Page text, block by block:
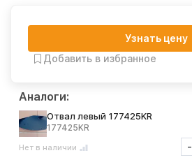
Аналоги:
Отвал левый 177425KR
177425KR
Нет в наличии -
Узнать цену
Добавить в избранное